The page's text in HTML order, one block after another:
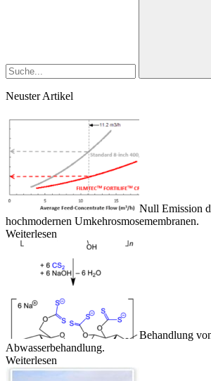
Neuster Artikel
Null Emission
hochmodernen Umkehrosmosemembranen.
Weiterlesen
Behandlung
Abwasserbehandlung.
Weiterlesen